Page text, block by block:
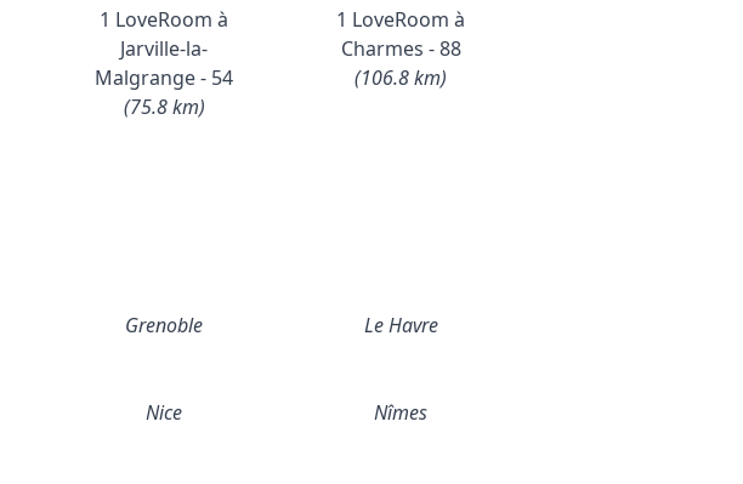
1 LoveRoom à
Jarville-la-
Malgrange - 54
(75.8 km)
1 LoveRoom à
Charmes - 88
(106.8 km)
Grenoble Le Havre
Nice Nîmes